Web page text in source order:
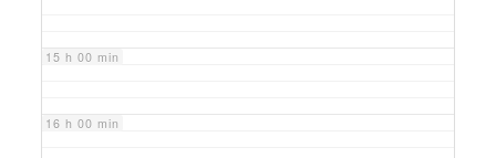
15 h 00 min
16 h 00 min